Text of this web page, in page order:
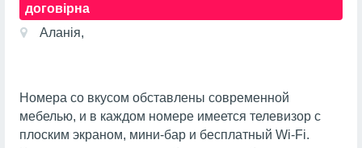
договірна
Аланія,
Номера со вкусом обставлены современной
мебелью, и в каждом номере имеется телевизор с
плоским экраном, мини-бар и бесплатный Wi-Fi.